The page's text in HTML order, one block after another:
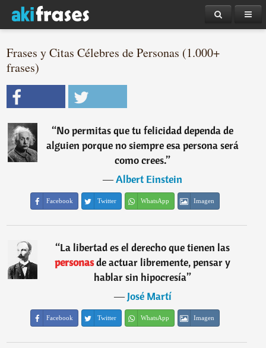
Frases y Citas Célebres de Personas (1.000+
frases)
“No permitas que tu felicidad dependa de
alguien porque no siempre esa persona será
como crees.”
―Albert Einstein
Facebook Twitter WhatsApp Imagen
“La libertad es el derecho que tienen las
personasde actuar libremente, pensar y
hablar sin hipocresía”
―José Martí
Facebook Twitter WhatsApp Imagen